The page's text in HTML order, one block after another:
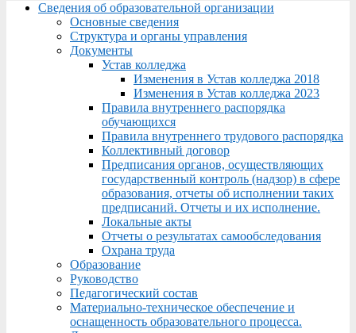
Menu
Сведения об образовательной организации
Основные сведения
Структура и органы управления
Документы
Устав колледжа
Изменения в Устав колледжа 2018
Изменения в Устав колледжа 2023
Правила внутреннего распорядка
обучающихся
Правила внутреннего трудового распорядка
Коллективный договор
Предписания органов, осуществляющих
государственный контроль (надзор) в сфере
образования, отчеты об исполнении таких
предписаний. Отчеты и их исполнение.
Локальные акты
Отчеты о результатах самообследования
Охрана труда
Образование
Руководство
Педагогический состав
Материально-техническое обеспечение и
оснащенность образовательного процесса.